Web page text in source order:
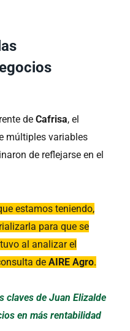
de Cafrisa, el
múltiples variables
de reflejarse en el
estamos teniendo,
para que se
al analizar el
de AIRE Agro.
claves de Juan Elizalde
en más rentabilidad